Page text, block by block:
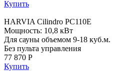
Купить
HARVIA Cilindro PC110E
Мощность: 10,8 кВт
Для сауны объемом 9-18 куб.м.
Без пульта управления
77 870 Р
Купить